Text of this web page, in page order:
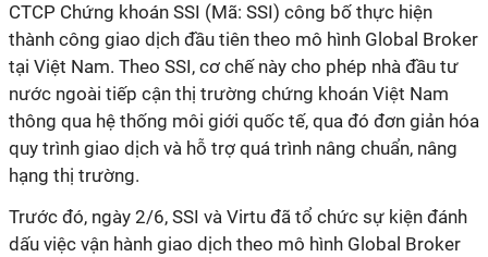
CTCP Chứng khoán SSI (Mã: SSI) công bố thực hiện
thành công giao dịch đầu tiên theo mô hình Global Broker
tại Việt Nam. Theo SSI, cơ chế này cho phép nhà đầu tư
nước ngoài tiếp cận thị trường chứng khoán Việt Nam
thông qua hệ thống môi giới quốc tế, qua đó đơn giản hóa
quy trình giao dịch và hỗ trợ quá trình nâng chuẩn, nâng
hạng thị trường.
Trước đó, ngày 2/6, SSI và Virtu đã tổ chức sự kiện đánh
dấu việc vận hành giao dịch theo mô hình Global Broker